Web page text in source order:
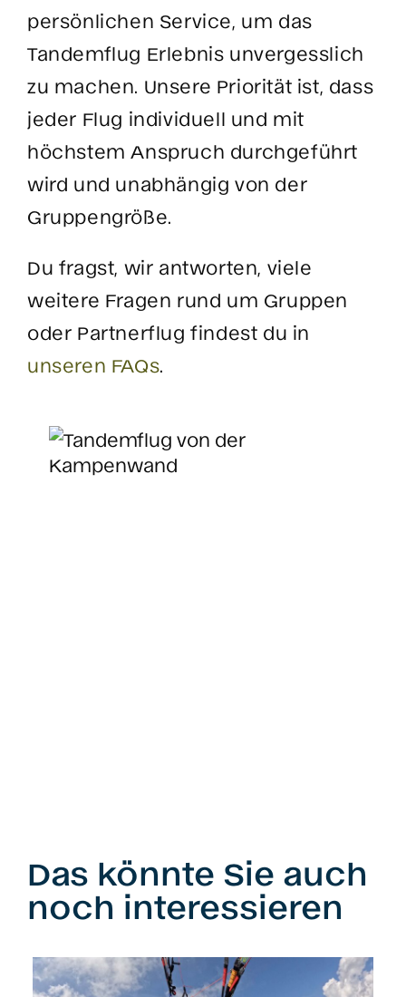
persönlichen Service, um das
Tandemflug Erlebnis unvergesslich
zu machen. Unsere Priorität ist, dass
jeder Flug individuell und mit
höchstem Anspruch durchgeführt
wird und unabhängig von der
Gruppengröße.
Du fragst, wir antworten, viele
weitere Fragen rund um Gruppen
oder Partnerflug findest du in
unseren FAQs.
Das könnte Sie auch
noch interessieren